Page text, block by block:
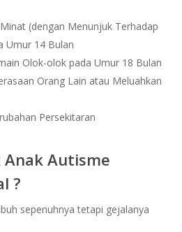
(dengan Menunjuk Terhadap
Umur 14 Bulan
Olok-olok pada Umur 18 Bulan
Orang Lain atau Meluahkan
Persekitaran
Anak Autisme
?
sepenuhnya tetapi gejalanya